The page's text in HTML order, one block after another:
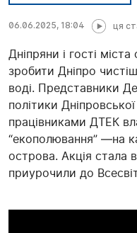
06.06.2025, 18:04 ця
Дніпряни і гості
зробити Дніпро
воді. Представники
політики
працівниками ДТЕК
“екополювання” —на
острова. Акція стала
приурочили до